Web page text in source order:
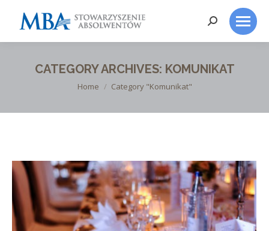
Search:
CATEGORY ARCHIVES: KOMUNIKAT
You are here:
Home Category "Komunikat"